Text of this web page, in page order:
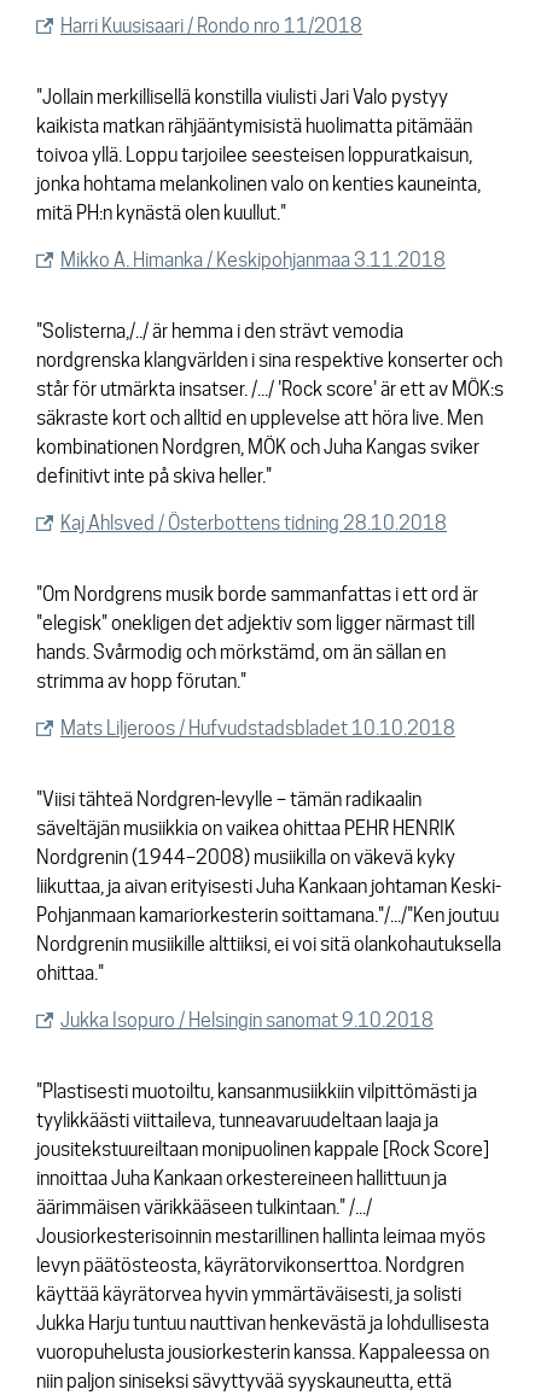
Harri Kuusisaari / Rondo nro 11/2018
"Jollain merkillisellä konstilla viulisti Jari Valo pystyy
kaikista matkan rähjääntymisistä huolimatta pitämään
toivoa yllä. Loppu tarjoilee seesteisen loppuratkaisun,
jonka hohtama melankolinen valo on kenties kauneinta,
mitä PH:n kynästä olen kuullut."
Mikko A. Himanka / Keskipohjanmaa 3.11.2018
"Solisterna,/../ är hemma i den strävt vemodia
nordgrenska klangvärlden i sina respektive konserter och
står för utmärkta insatser. /.../ 'Rock score' är ett av MÖK:s
säkraste kort och alltid en upplevelse att höra live. Men
kombinationen Nordgren, MÖK och Juha Kangas sviker
definitivt inte på skiva heller."
Kaj Ahlsved / Österbottens tidning 28.10.2018
"Om Nordgrens musik borde sammanfattas i ett ord är
"elegisk" onekligen det adjektiv som ligger närmast till
hands. Svårmodig och mörkstämd, om än sällan en
strimma av hopp förutan."
Mats Liljeroos / Hufvudstadsbladet 10.10.2018
"Viisi tähteä Nordgren-levylle – tämän radikaalin
säveltäjän musiikkia on vaikea ohittaa PEHR HENRIK
Nordgrenin (1944–2008) musiikilla on väkevä kyky
liikuttaa, ja aivan erityisesti Juha Kankaan johtaman Keski-
Pohjanmaan kamariorkesterin soittamana."/.../"Ken joutuu
Nordgrenin musiikille alttiiksi, ei voi sitä olankohautuksella
ohittaa."
Jukka Isopuro / Helsingin sanomat 9.10.2018
"Plastisesti muotoiltu, kansanmusiikkiin vilpittömästi ja
tyylikkäästi viittaileva, tunneavaruudeltaan laaja ja
jousitekstuureiltaan monipuolinen kappale [Rock Score]
innoittaa Juha Kankaan orkestereineen hallittuun ja
äärimmäisen värikkääseen tulkintaan." /.../
Jousiorkesterisoinnin mestarillinen hallinta leimaa myös
levyn päätösteosta, käyrätorvikonserttoa. Nordgren
käyttää käyrätorvea hyvin ymmärtäväisesti, ja solisti
Jukka Harju tuntuu nauttivan henkevästä ja lohdullisesta
vuoropuhelusta jousiorkesterin kanssa. Kappaleessa on
niin paljon siniseksi sävyttyvää syyskauneutta, että